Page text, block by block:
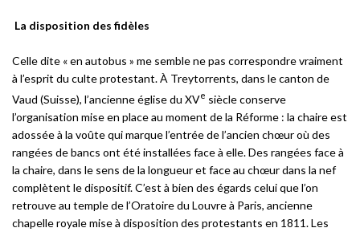
La disposition des fidèles
Celle dite « en autobus » me semble ne pas correspondre vraiment
à l’esprit du culte protestant. À Treytorrents, dans le canton de
Vaud (Suisse), l’ancienne église du XVe siècle conserve
l’organisation mise en place au moment de la Réforme : la chaire est
adossée à la voûte qui marque l’entrée de l’ancien chœur où des
rangées de bancs ont été installées face à elle. Des rangées face à
la chaire, dans le sens de la longueur et face au chœur dans la nef
complètent le dispositif. C’est à bien des égards celui que l’on
retrouve au temple de l’Oratoire du Louvre à Paris, ancienne
chapelle royale mise à disposition des protestants en 1811. Les